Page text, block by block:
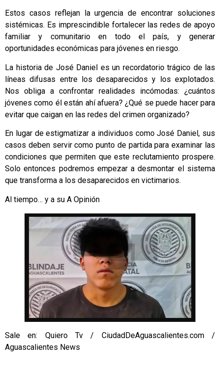
Estos casos reflejan la urgencia de encontrar soluciones
sistémicas. Es imprescindible fortalecer las redes de apoyo
familiar y comunitario en todo el país, y generar
oportunidades económicas para jóvenes en riesgo.
La historia de José Daniel es un recordatorio trágico de las
líneas difusas entre los desaparecidos y los explotados.
Nos obliga a confrontar realidades incómodas: ¿cuántos
jóvenes como él están ahí afuera? ¿Qué se puede hacer para
evitar que caigan en las redes del crimen organizado?
En lugar de estigmatizar a individuos como José Daniel, sus
casos deben servir como punto de partida para examinar las
condiciones que permiten que este reclutamiento prospere.
Solo entonces podremos empezar a desmontar el sistema
que transforma a los desaparecidos en victimarios.
Al tiempo… y a su A Opinión
Sale en: Quiero Tv / CiudadDeAguascalientes.com /
Aguascalientes News